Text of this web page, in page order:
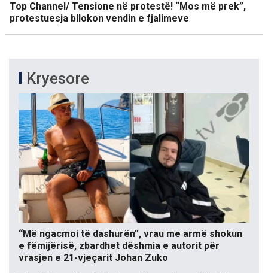
Top Channel/ Tensione në protestë! “Mos më prek”,
protestuesja bllokon vendin e fjalimeve
Kryesore
“Më ngacmoi të dashurën”, vrau me armë shokun
e fëmijërisë, zbardhet dëshmia e autorit për
vrasjen e 21-vjeçarit Johan Zuko